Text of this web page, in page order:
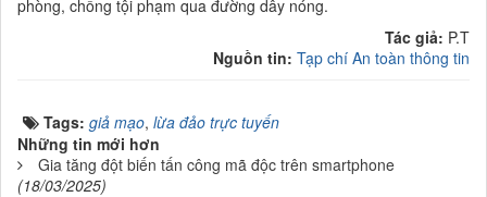
phòng, chống tội phạm qua đường dây nóng.
Tác giả: P.T
Nguồn tin: Tạp chí An toàn thông tin
Tags: giả mạo, lừa đảo trực tuyến
Những tin mới hơn
Gia tăng đột biến tấn công mã độc trên smartphone
(18/03/2025)